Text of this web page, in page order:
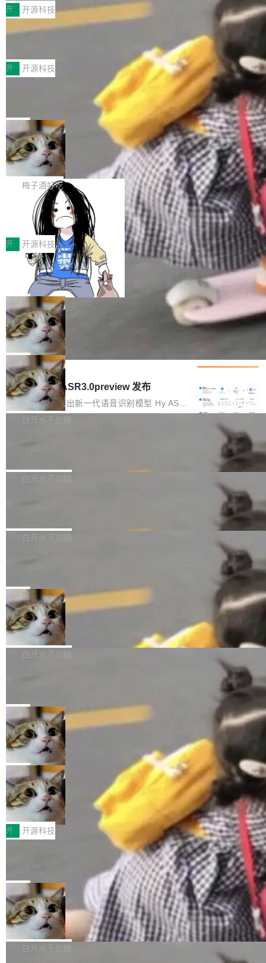
MPComm将作为一种传输引擎接入Mooncake T
ENT，实现零拷贝传输性能提升30%、非零拷贝
传输性能最高提升5倍。UCL-MPComm底层基
于自研UCL-Engine通信引擎，后续腾讯网平将
持续开源更多基于UCL-Engine的高性能通信组
件。 腾讯网平团队在UCL-MPComm中实现了一
个独立于业务线程的全局通信引擎（Engine），
型案例入选名单》，深信服“面向企业研发场景的
开源 AI 编程平台 CoStrict 应用”凭借卓越的技术
创新与落地成效成功入选。 全链路私有化部署，
助力企业AI研发安全落地 当前，越来越多企业已
经开始引入 AI Coding 工具，通过调用公有云模
型或企业内部部署模型提升研发效率。但随着 AI
Coding 从个人辅助工具逐步走向团队级、组织
级应用，企业在规模化落地过程中，对安全性、
可控性和代码质量提出了更高要求。 首先是数据
安全与合规要求。对于大多数普通研发场景，公
有云模型能够满足快速试用和效率提升的需求。
但对于金融、能源、医疗等对数据安全要求较...
开 开源科技
深信服AI算力网关入选工信部人工智能
前不久，工业和信息化部正式发布《2025年人工
智能应用典型案例名单》，集中展示人工智能在
各领域的应用成果，覆盖技术底座、行业赋能、
产品应用、支撑保障、专题等五大方向。深信服
AI算力网关（AI创新平台）成功入选！ 随着各行
各业的Agent走向规模化建设，算力构成形态逐
渐丰富，用户关注的重点也在发生变化：不只是
让AI用起来，还要进一步看清混合算力时代下，
Token花在哪里、算力是否被充分利用，以及持
续增长的AI成本该如何优化。 深信服AI算力网关
正是围绕这些实际问题，从Token治理和成本治
理两个方面，让用户的每一份算力都看得清、管
得住、用得稳、省得下、更安全！ 一、从现在开
始，Token使用一目...
开 开源科技
Jeff Dean 离开 Google：一个时代的结
束，一个实验室的开始
Google 员工编号 20。MapReduce 作者之一。
Bigtable 作者之一。TensorFlow 的作者之一。
Gemini 的架构师。Google 首席科学家。 Jeff D
ean 在 Google 工作了 27 年后，宣布离职。 他
不是一个人走。一同离开的还有 Sanjay Ghema
wat（Google 员工编号 23，Jeff Dean 二十多
年的编程搭档，MapReduce 和 Bigtable 的共同
作者）、Quoc Le（Google 大脑核心成员，Se
q2Seq 和 DocAI 的共同发明人）以及 Oriol Vin
yals（Gemini 联合负责人，AlphaSta...
局
🔥 SolonCode v2026.8.4 发布：界面
字体可调、22 种语言、记忆搜索增强
打开终端就能上岗的全中文编码智能体，这一轮
把「看得清、用母语、记得住」三件事一次补
齐。 SolonCode 是什么 SolonCode 是杭州无
耳科技研发的企业级终端编码智能体——一位全
中文驱动的数字员工，自主理解需求、规划步
骤、编写代码。不挑模型、不挑平台，curl 一行
装完即用。 开源地址：Gitee · GitCode · GitHu
b 安装 支持 Java 8+（8~26）、macOS / Linu
x / Windows / Harmony PC。 # macOS / Linu
x / Harmony PC curl -fsSL https://solon.noea
r.org/solon...
梅子酒好吃
让“代码语义理解”深度释放AI Coding
价值潜能：华为云码道（CodeArts）
代码仓技术解析
一、代码仓深度理解技术的作用与价值 在软件工
程实践中，代码仓是企业核心知识资产的主要载
体。企业级代码仓库通常包含数十万乃至数百万
个文件，其规模远超单次模型调用可承载的上下
文窗口。随着项目规模的持续扩张与代码历史的
不断累积，代码仓中的模块关系、接口契约、业
务逻辑等关键信息往往分散于数十乃至数百个文
件之中，形成高度复杂的知识关联网络。传统的
代码检索手段（如关键词匹配、目录遍历）仅能
在语法层面完成文本定位，难以触及代码的语义
内涵与结构关联，导致开发者使用代码智能体在
理解大规模代码仓时面临显著"代码仓理解"瓶
颈。 代码仓深度理解服务（以下简称" CodeBas
e深度理解服务"）是华为云码道（CodeA...
开 开源科技
一条“删库”命令跑 17 小时，算法工程
师删光 89TB 数据只为干私活
最高人民检察院8月4日公布了一起案件：北京一
名90后算法工程师王某，为了给自己接的私活腾
服务器空间，删光了公司AI游戏部门的全部核心
数据。 王某2024年1月入职东城区某科技公司AI
短剧部门，有互联网大厂背景。在公司内部架构
调整期间，部门三次通知全员将数据从A集群迁
移到B集群，王某都回复了"收到"。 他没有迁移
数据。2024年9月3日下午4点，他使用此前登录
的账号密码进入A集群，输入了一条被程序员圈
称为"删库跑路"的命令——最高管理员权限、无
自研的多个文生3D和...
局
Cloudflare 分享推理优化实践：KV ca
che 量化 + 权重压缩，吞吐量提升 4
1%，成本降 30%
Kimi 和 GLM 是当前最强的大模型系列之一，但
它们有一个共同的问题：太吃显存了。月之暗面
的 Kimi K 系列和智谱的 GLM 都是长上下文、M
oE 架构的大模型，好用到让人上瘾，但 GPU 显
存永远不够用。 Cloudflare 的 Workers AI 团队
一直在跑这些模型的推理。他们在官方博客上发
整性保护。效果是：吞吐量提升 41%，每 token
局
腾讯混元 Hy ASR3.0preview 发布
腾讯混元正式推出新一代语音识别模型 Hy ASR
3.0preview。基于最新一代大语言模型 Hy3 的
让语音识别不再只是听清，而是真正听懂。通过
w 不要求标准普通话，方言识别覆盖粤语、吴语
白开水不加糖
新和少量网页兼容性修复版本。 Changes/fixe
容提供的字体时出现的几个问题 为避免音频加
质的最低采样率）的音频格式将被拒绝 修复了 C
SS 圆角虚线样式中可能存在的问题 如果表单中
的图像元素不在同一个子树中，则它们将不再关
联 加...
白开水不加糖
发布的 Release Notes，他利用 AI 工具（如 Co
最强的若干项。对于尚未正式发版的 PG 19，则
通过拉取过去一年内（从 PG 18 Beta1 时间点
至今）的所有 commit，同样交由 AI 分析提炼。
经过人工复核，准确度令人满意。这一方法也为
社区爱好者提供了高效跟踪新版本的思路。
白开水不加糖
维护工作一直与我的日常工作、家务、社交生活
和休闲娱乐竞争时间。" 这是 libexpat 维护者 S
ebastian Pipping 写在博客里的话。8 月 4 日，
他宣布了一个新消息：从 2026 年 8 月 1 日起，
他可以全职维护 libexpat 了，最长 6 个月。发
库之一。你的操作系统、浏览器、无数的基础设
施软件，很可能都在用它。而过去十年，维护它
的人一直在用业余...
局
Firefox 153.0.3 发布
Firefox 153.0.3 现已发布，具体更新内容如
下： New Smart Window 包含多项增强功能：
gi?id=2019042">Bug&nbsp;2019042</a>）</l
i> <li>现在，助手可以直接使用 Exa 的网络搜索
结果回答问题，而无需将问题转交给搜索引擎。
（<a href="https://bugzilla.mozilla.org/show_
bug.cgi?id=204...
白开水不加糖
的 npm 包。项目的核心论点是：容器不适合 Ag
ent 计算。真正适合的，是 Isolate。 Cloudflare
工程师在这件事上没什么可谦虚的——他们用 W
orkers 跑了十年 Isolate。用 CEO Matthew Pri
nce 的话说：「我们一生都在用 Isolate 运行代
码，而 AI Agent 不需要容器，它们需要的是 Iso
late。」 容器为什么不合适 容器的问题在于启动
和销毁都太重了。一个 Agent 要执行的任务可能
只需要几毫秒的 CPU 时间，但容器从冷启动到
就绪要花数秒。如果未来有十...
局
OpenAI 公开邮件和聊天记录回应苹果
诉讼，称“Apple is getting this wron
g”
上个月，苹果一纸诉状把 OpenAI 告上法庭，指
控其挖角苹果前员工并窃取商业秘密。苹果的诉
状把 OpenAI 描述成一个系统性地从前东家挖
人、套取机密信息的对手。 OpenAI 没发律师
函，也没选择庭外沉默。它在官网贴了一篇博
文，标题只有六个字：Apple is getting this wro
ng。 然后，它把邮件往来和 iMessage 聊天记
录全贴了出来。 他发错人了 苹果外部律师 Gabr
iel Gross 来自 Weil 律所，2 月 23 日下午 5:53
给 OpenAI 总法律顾问 Che Chang 发了封邮
件，附了一封长信，要求 OpenAI 配合调查前苹
果员工带走机密信...
局
HUAWEI MatePad Edge上架WorkBu
ddy鸿蒙PC版，说话就能干活的AI办公
搭子
全能AI工作台WorkBuddy鸿蒙PC版上架HUAWE
I MatePad Edge应用市场，直接下载即可使
用，与鸿蒙电脑上的体验一致。值得一提的是，
这是目前市面上唯一支持平板接入WorkBuddy P
C版的产品，搭载“人机双写”重磅功能——你写
你的，AI写AI的，同屏协作互不干扰。一句话让
AI帮你干活，现在开启全新体验！ 温馨提示：
体验WorkBuddy鸿蒙PC版前，请将 HUAWEI M
atePad Edge 升级至 HarmonyOS 6.1.0.135S
P9 patch03及以上版本。 *升级路径：设置 > 搜
开 开源科技
FFmpeg 9.0 发布：代号“Lei”，以此纪
全球知名开源多媒体框架 FFmpeg 今天正式发
布了 9.0 版本。这个版本除了带来新一代音视频
处理能力和硬件加速支持之外，还有一个特殊之
处：FFmpeg 9.0 的代号是“Lei”。 这个名字，
来自中国开发者雷霄骅（Lei Xiaohua）。 对于
很多中国音视频开发者而言，这个名字并不陌
局
亚马逊成本失控：AI 写代码烧掉 1215
万元，超预算 860%
外媒近日曝光了亚马逊的多份内部报告显示，AI
导致公司在多个项目上超支。《金融时报》报道
白开水不加糖